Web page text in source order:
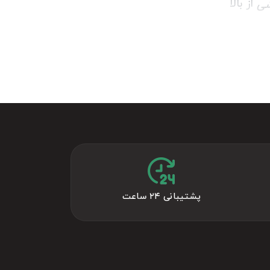
از بالا
برای
پشتیبانی ۲۴ ساعت